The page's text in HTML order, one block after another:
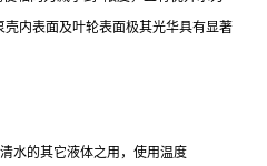
内表面及叶轮表面极其光华具有显著
水的其它液体之用，使用温度